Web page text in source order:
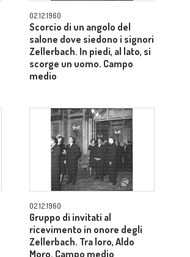
02.12.1960
Scorcio di un angolo del
salone dove siedono i signori
Zellerbach. In piedi, al lato, si
scorge un uomo. Campo
medio
02.12.1960
Gruppo di invitati al
ricevimento in onore degli
Zellerbach. Tra loro, Aldo
Moro. Campo medio